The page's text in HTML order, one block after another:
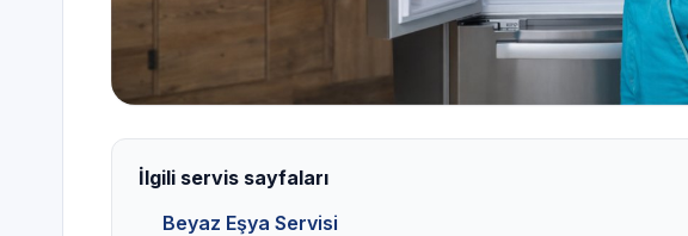
İlgili servis sayfaları
Beyaz Eşya Servisi